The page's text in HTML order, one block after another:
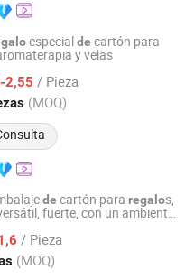
especialde cartón para
y velas
2,55 / Pieza
(MOQ)
2025
de cartón para regalos,
fuerte, con un ambiente
para el empaquetado
bricolaje
/ Pieza
(MOQ)
Co., Ltd.
2026